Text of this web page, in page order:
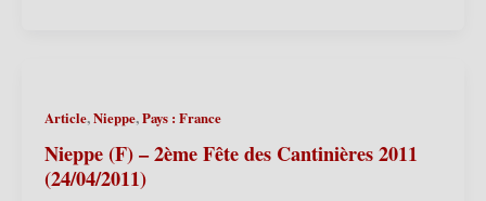
danses
de
Géants
Article,Nieppe,Pays : France
Nieppe (F) – 2ème Fête des Cantinières 2011
(24/04/2011)